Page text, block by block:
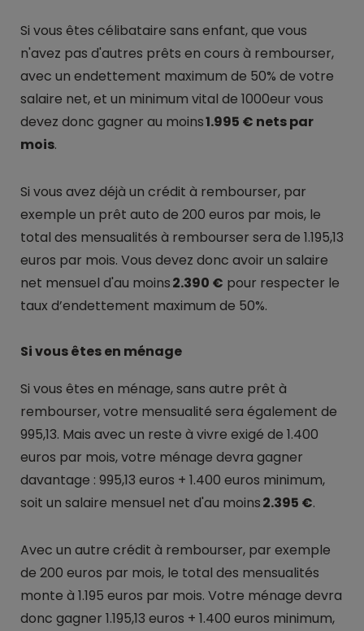
Si vous êtes célibataire sans enfant, que vous
n'avez pas d'autres prêts en cours à rembourser,
avec un endettement maximum de 50% de votre
salaire net, et un minimum vital de 1000eur vous
devez donc gagner au moins1.995 € nets par
mois.
Si vous avez déjà un crédit à rembourser, par
exemple un prêt auto de 200 euros par mois, le
total des mensualités à rembourser sera de 1.195,13
euros par mois. Vous devez donc avoir un salaire
net mensuel d'au moins2.390 € pour respecter le
taux d’endettement maximum de 50%.
Si vous êtes en ménage
Si vous êtes en ménage, sans autre prêt à
rembourser, votre mensualité sera également de
995,13. Mais avec un reste à vivre exigé de 1.400
euros par mois, votre ménage devra gagner
davantage : 995,13 euros + 1.400 euros minimum,
soit un salaire mensuel net d'au moins2.395 €.
Avec un autre crédit à rembourser, par exemple
de 200 euros par mois, le total des mensualités
monte à 1.195 euros par mois. Votre ménage devra
donc gagner 1.195,13 euros + 1.400 euros minimum,